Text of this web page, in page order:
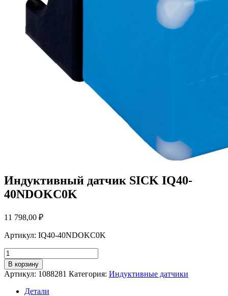
Индуктивный датчик SICK IQ40-
40NDOKC0K
11 798,00 ₽
Артикул: IQ40-40NDOKC0K
Количество
товара
Индуктивный
датчик
SICK
В корзину
Артикул: 1088281 Категория: Индуктивные датчики
Детали